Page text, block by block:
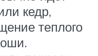
кедр,
теплого